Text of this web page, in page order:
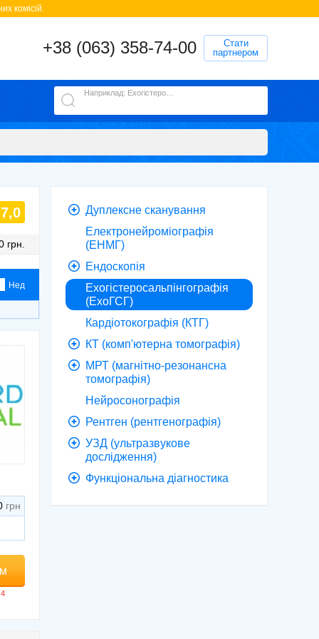
комісій.
+38 (063) 358-74-00
Стати
партнером
грн.
7,0
Нед
Дуплексне сканування
Електронейроміографія
(ЕНМГ)
Ендоскопія
Ехогістеросальпінгографія
(ЕхоГСГ)
Кардіотокографія (КТГ)
КТ (комп'ютерна томографія)
МРТ (магнітно-резонансна
томографія)
Нейросонографія
Рентген (рентгенографія)
УЗД (ультразвукове
дослідження)
Функціональна діагностика